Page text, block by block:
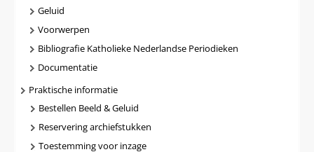
Geluid
Voorwerpen
Bibliografie Katholieke Nederlandse Periodieken
Documentatie
Praktische informatie
Bestellen Beeld & Geluid
Reservering archiefstukken
Toestemming voor inzage